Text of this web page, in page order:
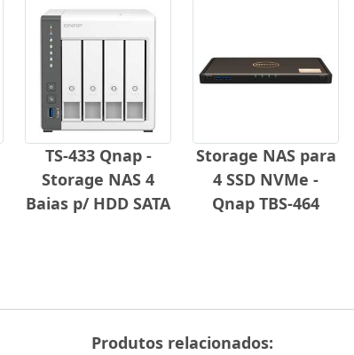
TS-433 Qnap -
Storage NAS 4
Baias p/ HDD SATA
Storage NAS para
4 SSD NVMe -
Qnap TBS-464
Produtos relacionados: